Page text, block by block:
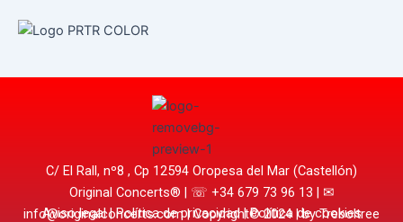
C/ El Rall, nº8 , Cp 12594 Oropesa del Mar (Castellón)
Original Concerts® | ☏ +34 679 73 96 13 | ✉
info@originalconcerts.com| Copyright© 2024 | by Treboltree
Aviso legal| Política de privacidad|Política de cookies